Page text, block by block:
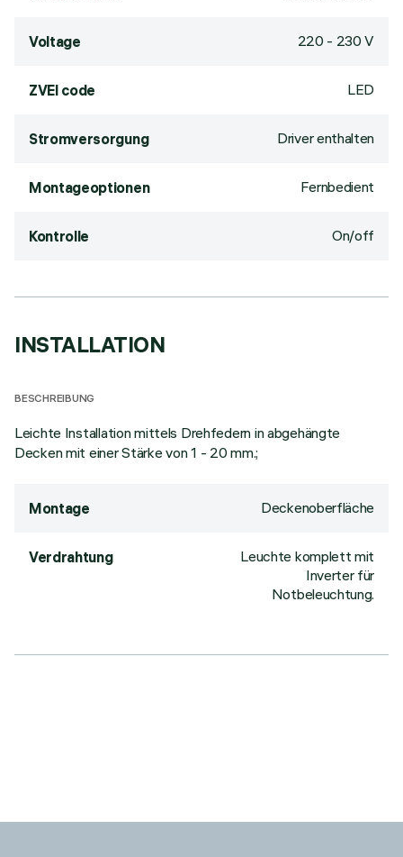
Voltage 220 - 230 V
ZVEI code LED
Stromversorgung Driver enthalten
Montageoptionen Fernbedient
Kontrolle On/off
INSTALLATION
BESCHREIBUNG
Leichte Installation mittels Drehfedern in abgehängte
Decken mit einer Stärke von 1 - 20 mm.;
Montage Deckenoberfläche
Verdrahtung
Leuchte komplett mit
Inverter für
Notbeleuchtung.